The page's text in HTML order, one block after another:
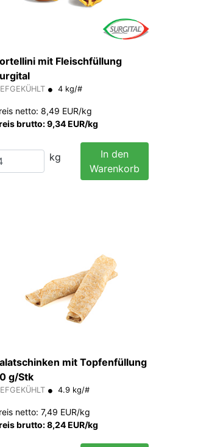
mit Fleischfüllung
4 kg/#
netto: 8,49 EUR/kg
brutto: 9,34 EUR/kg
kg
In den
Warenkorb
mit Topfenfüllung
g/Stk
4.9 kg/#
netto: 7,49 EUR/kg
brutto: 8,24 EUR/kg